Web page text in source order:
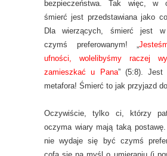
bezpieczeństwa. Tak więc, w
śmierć jest przedstawiana jako
Dla wierzących, śmierć jest w
czymś preferowanym! „
ufności, wolelibyśmy raczej
zamieszkać u Pana” (5:8). Jest
metafora! Śmierć to jak przyjazd
Oczywiście, tylko ci, którzy
oczyma wiary mają taką
nie wydaje się być czymś